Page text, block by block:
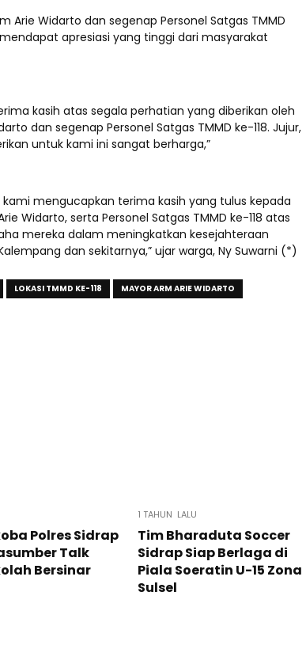
Arie Widarto dan segenap Personel Satgas TMMD
apresiasi yang tinggi dari masyarakat
kasih atas segala perhatian yang diberikan oleh
dan segenap Personel Satgas TMMD ke-118. Jujur,
untuk kami ini sangat berharga,”
kami mengucapkan terima kasih yang tulus kepada
Widarto, serta Personel Satgas TMMD ke-118 atas
mereka dalam meningkatkan kesejahteraan
dan sekitarnya,” ujar warga, Ny Suwarni (*)
LOKASI TMMD KE-118 MAYOR ARM ARIE WIDARTO
Polres Sidrap
Talk
Bersinar
1 TAHUN LALU
Tim Bharaduta Soccer
Sidrap Siap Berlaga di
Piala Soeratin U-15 Zona
Sulsel